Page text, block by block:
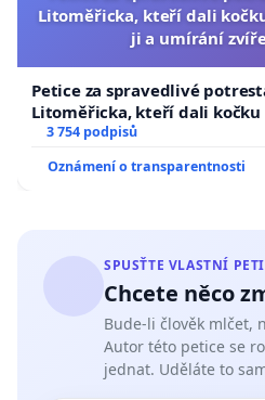
Litoměřicka, kteří dali
ji a umírání
Petice za spravedlivé
Litoměřicka, kteří dali kočku
a umírání zvířete natočili.
3 754 podpisů
Oznámení o transparentnosti
SPUSŤTE VLASTNÍ
Chcete něco
Bude-li člověk mlčet,
Autor této petice se
jednat. Uděláte to